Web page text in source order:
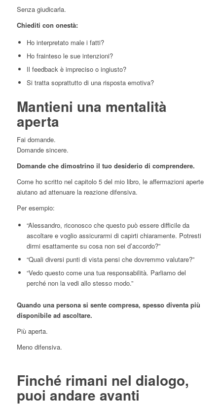
Senza giudicarla.
Chiediti con onestà:
Ho interpretato male i fatti?
Ho frainteso le sue intenzioni?
Il feedback è impreciso o ingiusto?
Si tratta soprattutto di una risposta emotiva?
Mantieni una mentalità
aperta
Fai domande.
Domande sincere.
Domande che dimostrino il tuo desiderio di comprendere.
Come ho scritto nel capitolo 5 del mio libro, le affermazioni aperte
aiutano ad attenuare la reazione difensiva.
Per esempio:
“Alessandro, riconosco che questo può essere difficile da
ascoltare e voglio assicurarmi di capirti chiaramente. Potresti
dirmi esattamente su cosa non sei d’accordo?”
“Quali diversi punti di vista pensi che dovremmo valutare?”
“Vedo questo come una tua responsabilità. Parliamo del
perché non la vedi allo stesso modo.”
Quando una persona si sente compresa, spesso diventa più
disponibile ad ascoltare.
Più aperta.
Meno difensiva.
Finché rimani nel dialogo,
puoi andare avanti